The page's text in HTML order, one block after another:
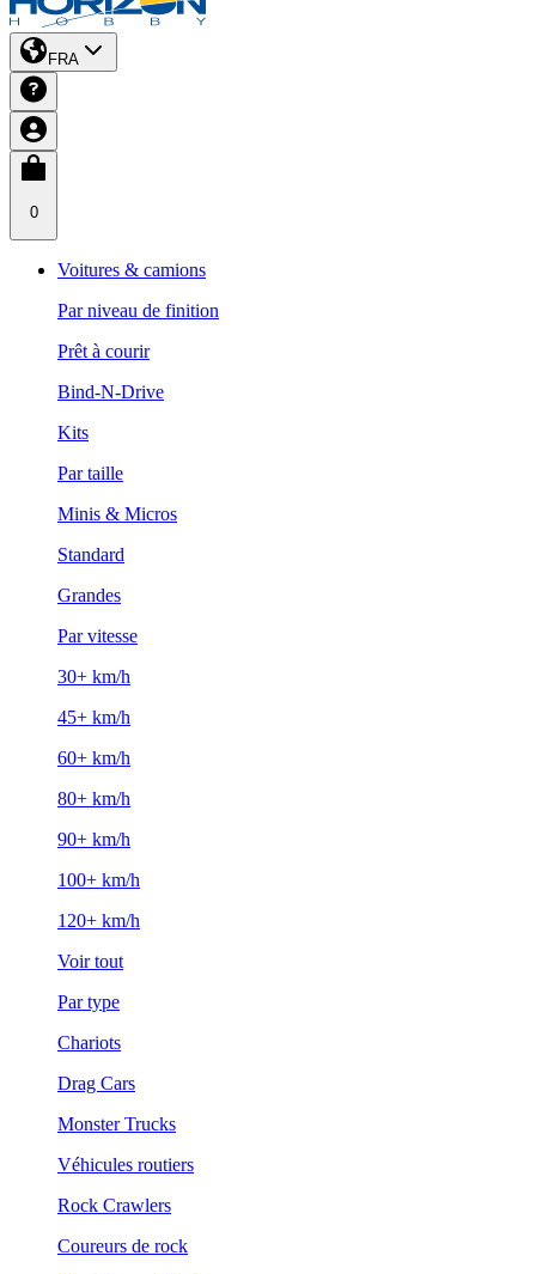
FRA
0
Voitures & camions
Par niveau de finition
Prêt à courir
Bind-N-Drive
Kits
Par taille
Minis & Micros
Standard
Grandes
Par vitesse
30+ km/h
45+ km/h
60+ km/h
80+ km/h
90+ km/h
100+ km/h
120+ km/h
Voir tout
Par type
Chariots
Drag Cars
Monster Trucks
Véhicules routiers
Rock Crawlers
Coureurs de rock